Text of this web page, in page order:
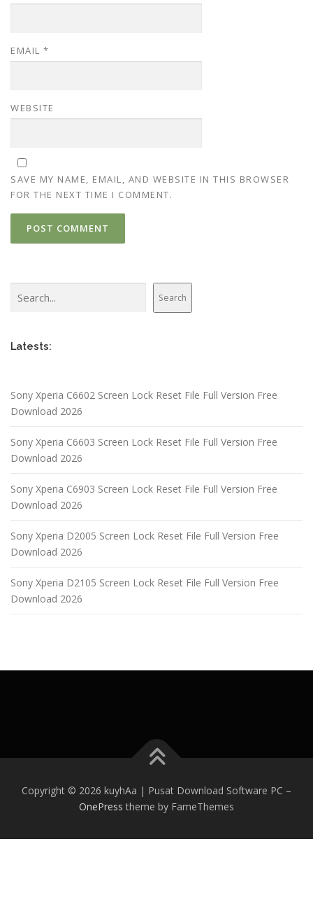
EMAIL *
WEBSITE
SAVE MY NAME, EMAIL, AND WEBSITE IN THIS BROWSER
FOR THE NEXT TIME I COMMENT.
Search
Latests:
Sony Xperia C6602 Screen Lock Reset File Full Version Free
Download 2026
Sony Xperia C6603 Screen Lock Reset File Full Version Free
Download 2026
Sony Xperia C6903 Screen Lock Reset File Full Version Free
Download 2026
Sony Xperia D2005 Screen Lock Reset File Full Version Free
Download 2026
Sony Xperia D2105 Screen Lock Reset File Full Version Free
Download 2026
Copyright © 2026 kuyhAa | Pusat Download Software PC –
OnePress theme by FameThemes